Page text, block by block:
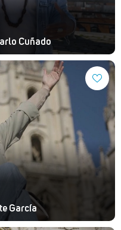
Cuñado
García